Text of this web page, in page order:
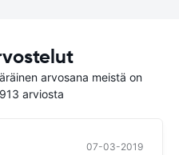
arvosana meistä on
arviosta
07-03-2019